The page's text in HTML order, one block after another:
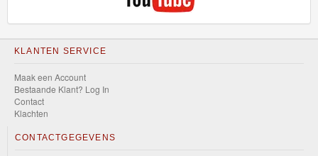
KLANTEN SERVICE
Maak een Account
Bestaande Klant? Log In
Contact
Klachten
CONTACTGEGEVENS